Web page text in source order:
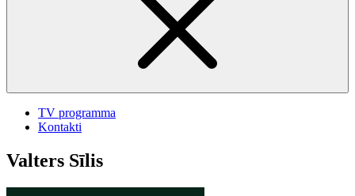
TV programma
Kontakti
Valters Sīlis